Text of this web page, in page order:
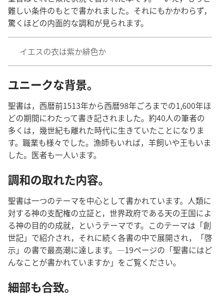
難しい条件のもとで書かれました。それにもかかわらず，
驚くほどの内面的な調和が見られます。
イエスの衣は紫か緋色か
ユニークな背景。
聖書は，西暦前1513年から西暦98年ごろまでの1,600年ほ
どの期間にわたって書き記されました。約40人の筆者の
多くは，幾世紀も離れた時代に生きていたことになりま
す。職業も様々でした。漁師もいれば，羊飼いや王もいま
した。医者も一人います。
調和の取れた内容。
聖書は一つのテーマを中心として書かれています。人類に
対する神の支配権の立証と，世界政府である天の王国によ
る神の目的の成就，というテーマです。このテーマは「創
世記」で紹介され，それに続く各書の中で展開され，「啓
示」の書で最高潮に達します。―19ページの「聖書にはど
んなことが書かれていますか」をご覧ください。
細部も合致。